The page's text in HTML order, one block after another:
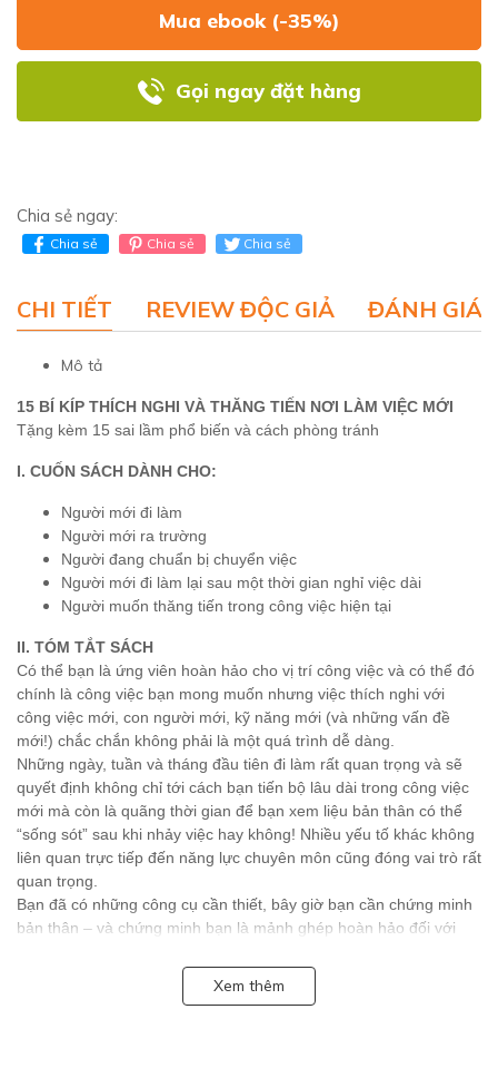
Mua ebook (-35%)
Gọi ngay đặt hàng
Chia sẻ ngay:
Chia sẻ Chia sẻ Chia sẻ
CHI TIẾT REVIEW ĐỘC GIẢ ĐÁNH GIÁ
Mô tả
15 BÍ KÍP THÍCH NGHI VÀ THĂNG TIẾN NƠI LÀM VIỆC MỚI
Tặng kèm 15 sai lầm phổ biến và cách phòng tránh
I. CUỐN SÁCH DÀNH CHO:
Người mới đi làm
Người mới ra trường
Người đang chuẩn bị chuyển việc
Người mới đi làm lại sau một thời gian nghỉ việc dài
Người muốn thăng tiến trong công việc hiện tại
II. TÓM TẮT SÁCH
Có thể bạn là ứng viên hoàn hảo cho vị trí công việc và có thể đó
chính là công việc bạn mong muốn nhưng việc thích nghi với
công việc mới, con người mới, kỹ năng mới (và những vấn đề
mới!) chắc chắn không phải là một quá trình dễ dàng.
Những ngày, tuần và tháng đầu tiên đi làm rất quan trọng và sẽ
quyết định không chỉ tới cách bạn tiến bộ lâu dài trong công việc
mới mà còn là quãng thời gian để bạn xem liệu bản thân có thể
“sống sót” sau khi nhảy việc hay không! Nhiều yếu tố khác không
liên quan trực tiếp đến năng lực chuyên môn cũng đóng vai trò rất
quan trọng.
Bạn đã có những công cụ cần thiết, bây giờ bạn cần chứng minh
bản thân – và chứng minh bạn là mảnh ghép hoàn hảo đối với
bị kỹ lưỡng, bạn sẽ dễ phá hỏng tất cả.
Có nhiều cách giúp bạn cải thiện tỷ lệ thành công; trong cuốn
Xem thêm